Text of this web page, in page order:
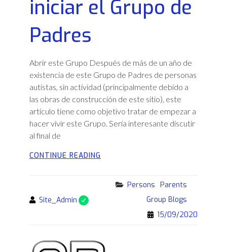
iniciar el Grupo de
Padres
Abrir este Grupo Después de más de un año de
existencia de este Grupo de Padres de personas
autistas, sin actividad (principalmente debido a
las obras de construcción de este sitio), este
artículo tiene como objetivo tratar de empezar a
hacer vivir este Grupo. Sería interesante discutir
al final de
CONTINUE READING
By Site_Admin
Categories
Persons Parents
Group Blogs
15/09/2020